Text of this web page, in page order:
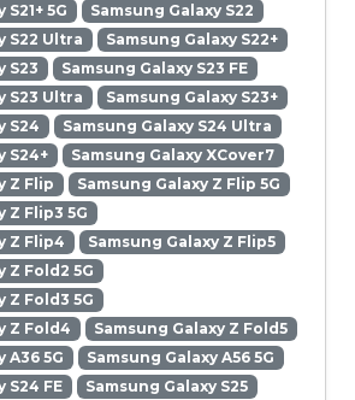
5G
Samsung Galaxy S22
S22 Ultra
Samsung Galaxy S22+
S23
Samsung Galaxy S23 FE
S23 Ultra
Samsung Galaxy S23+
S24
Samsung Galaxy S24 Ultra
S24+
Samsung Galaxy XCover7
Z Flip
Samsung Galaxy Z Flip 5G
Z Flip3 5G
Z Flip4
Samsung Galaxy Z Flip5
Z Fold2 5G
Z Fold3 5G
Z Fold4
Samsung Galaxy Z Fold5
A36 5G
Samsung Galaxy A56 5G
S24 FE
Samsung Galaxy S25